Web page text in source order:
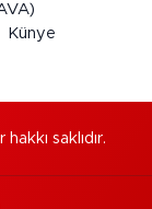
Künye
saklıdır.